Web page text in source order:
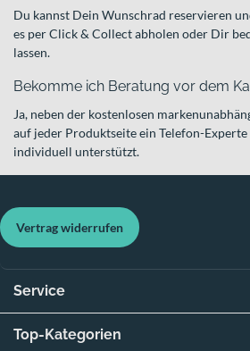
Du kannst Dein Wunschrad reservieren
es per Click & Collect abholen oder Dir
lassen.
Bekomme ich Beratung vor dem
Ja, neben der kostenlosen
auf jeder Produktseite ein Telefon-
individuell unterstützt.
Vertrag widerrufen
Service
Top-Kategorien